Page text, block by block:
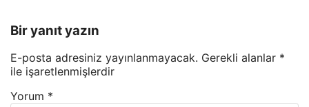
Bir yanıt yazın
E-posta adresiniz yayınlanmayacak. Gerekli alanlar *
ile işaretlenmişlerdir
Yorum *